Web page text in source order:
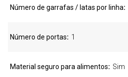
Número de garrafas / latas por linha
Número de portas 1
Material seguro para alimentos Sim